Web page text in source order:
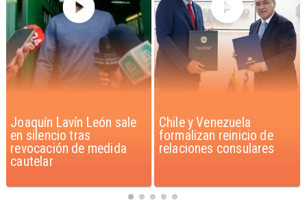
Chile y Venezuela
formalizan reinicio de
relaciones consulares
Feriantes rechazan
dichos de Camila Flores
sobre Fabiola Campillai